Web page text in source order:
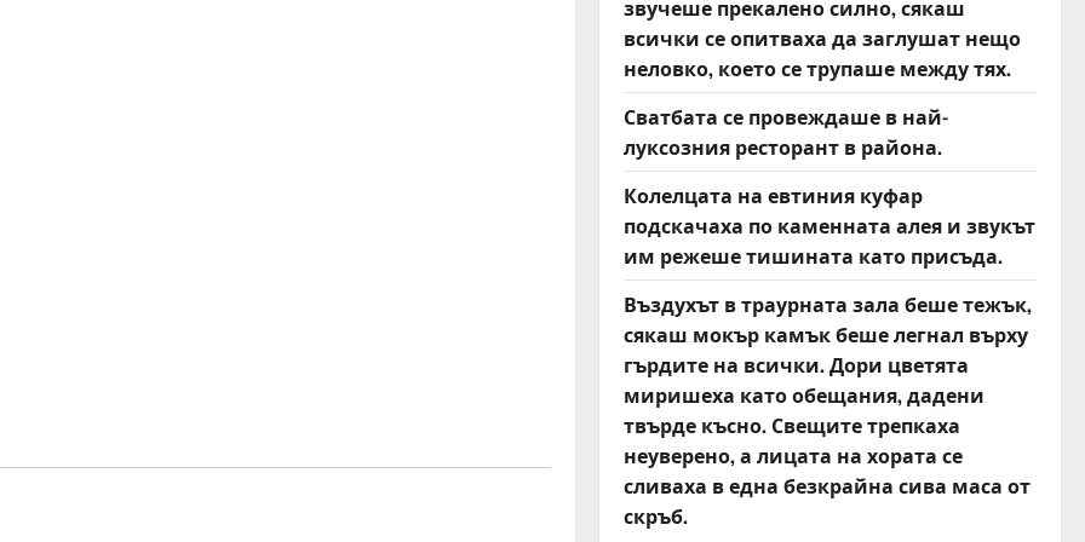
звучеше прекалено силно, сякаш
всички се опитваха да заглушат нещо
неловко, което се трупаше между тях.
Сватбата се провеждаше в най-
луксозния ресторант в района.
Колелцата на евтиния куфар
подскачаха по каменната алея и звукът
им режеше тишината като присъда.
Въздухът в траурната зала беше тежък,
сякаш мокър камък беше легнал върху
гърдите на всички. Дори цветята
миришеха като обещания, дадени
твърде късно. Свещите трепкаха
неуверено, а лицата на хората се
сливаха в една безкрайна сива маса от
скръб.